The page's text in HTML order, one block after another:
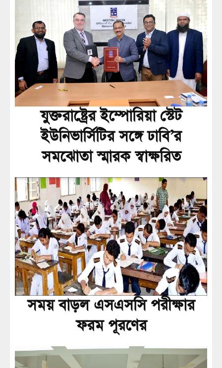
যুক্তরাষ্ট্রের ইম্পোরিয়া স্টেট
ইউনিভার্সিটির সঙ্গে ঢাবি’র
সমঝোতা স্মারক স্বাক্ষরিত
সময় বাড়ল এসএসসি পরীক্ষার
ফরম পূরণের